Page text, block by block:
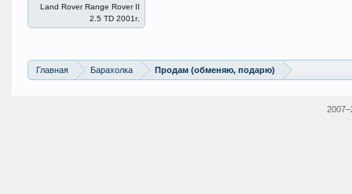
Land Rover Range Rover II
2.5 TD 2001г.
Главная Барахолка Продам (обменяю, подарю)
2007–